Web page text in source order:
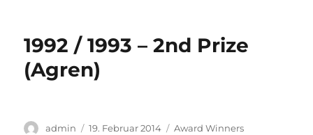
1992 / 1993 – 2nd Prize
(Agren)
Autor
admin
Veröffentlicht
19. Februar 2014 Kategorien
Award Winners